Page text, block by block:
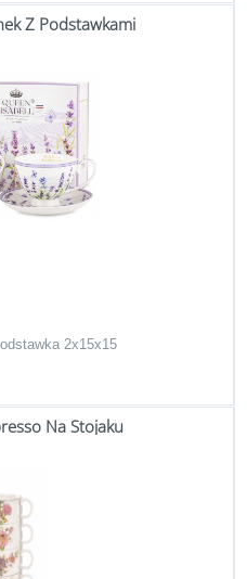
Z Podstawkami
2x15x15
Na Stojaku